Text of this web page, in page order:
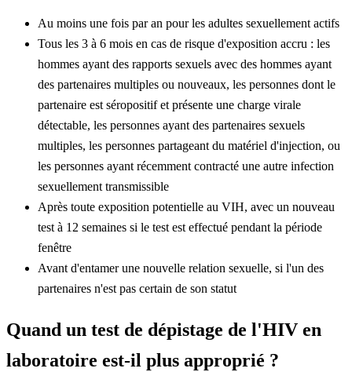
Au moins une fois par an pour les adultes sexuellement actifs
Tous les 3 à 6 mois en cas de risque d'exposition accru : les
hommes ayant des rapports sexuels avec des hommes ayant
des partenaires multiples ou nouveaux, les personnes dont le
partenaire est séropositif et présente une charge virale
détectable, les personnes ayant des partenaires sexuels
multiples, les personnes partageant du matériel d'injection, ou
les personnes ayant récemment contracté une autre infection
sexuellement transmissible
Après toute exposition potentielle au VIH, avec un nouveau
test à 12 semaines si le test est effectué pendant la période
fenêtre
Avant d'entamer une nouvelle relation sexuelle, si l'un des
partenaires n'est pas certain de son statut
Quand un test de dépistage de l'HIV en
laboratoire est-il plus approprié ?